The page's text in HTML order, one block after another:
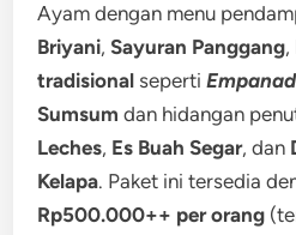
Ayam dengan menu
Briyani,Sayuran Panggang,
tradisional seperti
Sumsum dan hidangan
Leches, Es Buah Segar, dan
Kelapa. Paket ini tersedia
Rp500.000++ per orang